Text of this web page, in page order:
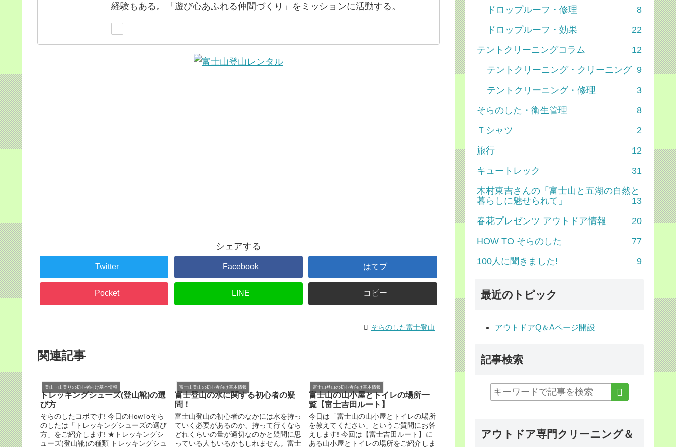
経験もある。「遊び心あふれる仲間づくり」をミッションに活動する。
シェアする
Twitter Facebook はてブ
Pocket LINE コピー
そらのした富士登山
関連記事
登山・山登りの初心者向け基本情報
トレッキングシューズ(登山靴)の選
び方
そらのしたコボです! 今日のHowToそら
のしたは「トレッキングシューズの選び
方」をご紹介します! ★トレッキングシ
ューズ(登山靴)の種類 トレッキングシュ
富士山登山の初心者向け基本情報
富士登山の水に関する初心者の疑
問！
富士山登山の初心者のなかには水を持っ
ていく必要があるのか、持って行くなら
どれくらいの量が適切なのかと疑問に思
っている人もいるかもしれません。富士
富士山登山の初心者向け基本情報
富士山の山小屋とトイレの場所一
覧【富士吉田ルート】
今日は「富士山の山小屋とトイレの場所
を教えてください」というご質問にお答
えします! 今回は【富士吉田ルート】に
ある山小屋とトイレの場所をご紹介しま
ドロップルーフ・修理
8
ドロップルーフ・効果
22
テントクリーニングコラム
12
テントクリーニング・クリーニング 9
テントクリーニング・修理
3
そらのした・衛生管理
8
Ｔシャツ
2
旅行
12
キュートレック
31
木村東吉さんの「富士山と五湖の自然と
暮らしに魅せられて」
13
春花プレゼンツ アウトドア情報
20
HOW TO そらのした
77
100人に聞きました!
9
最近のトピック
アウトドアQ＆Aページ開設
記事検索
アウトドア専門クリーニング＆